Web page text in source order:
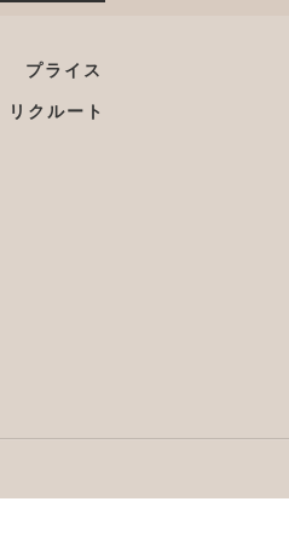
プライス
リクルート